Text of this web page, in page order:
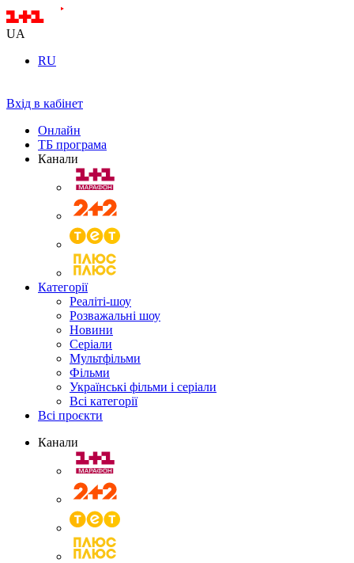
UA
RU
Вхід в кабінет
Онлайн
ТБ програма
Канали
Категорії
Реаліті-шоу
Розважальні шоу
Новини
Серіали
Мультфільми
Фільми
Українські фільми і серіали
Всі категорії
Всі проєкти
Канали